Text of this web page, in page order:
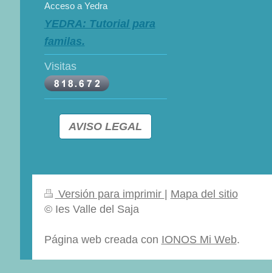
Acceso a Yedra
YEDRA: Tutorial para
familas.
Visitas
AVISO LEGAL
Versión para imprimir | Mapa del sitio
© Ies Valle del Saja
Página web creada con IONOS Mi Web.